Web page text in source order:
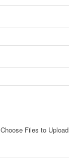
Choose Files to Upload